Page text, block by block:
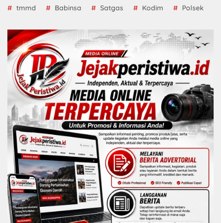
tmmd Babinsa Satgas Kodim Polsek